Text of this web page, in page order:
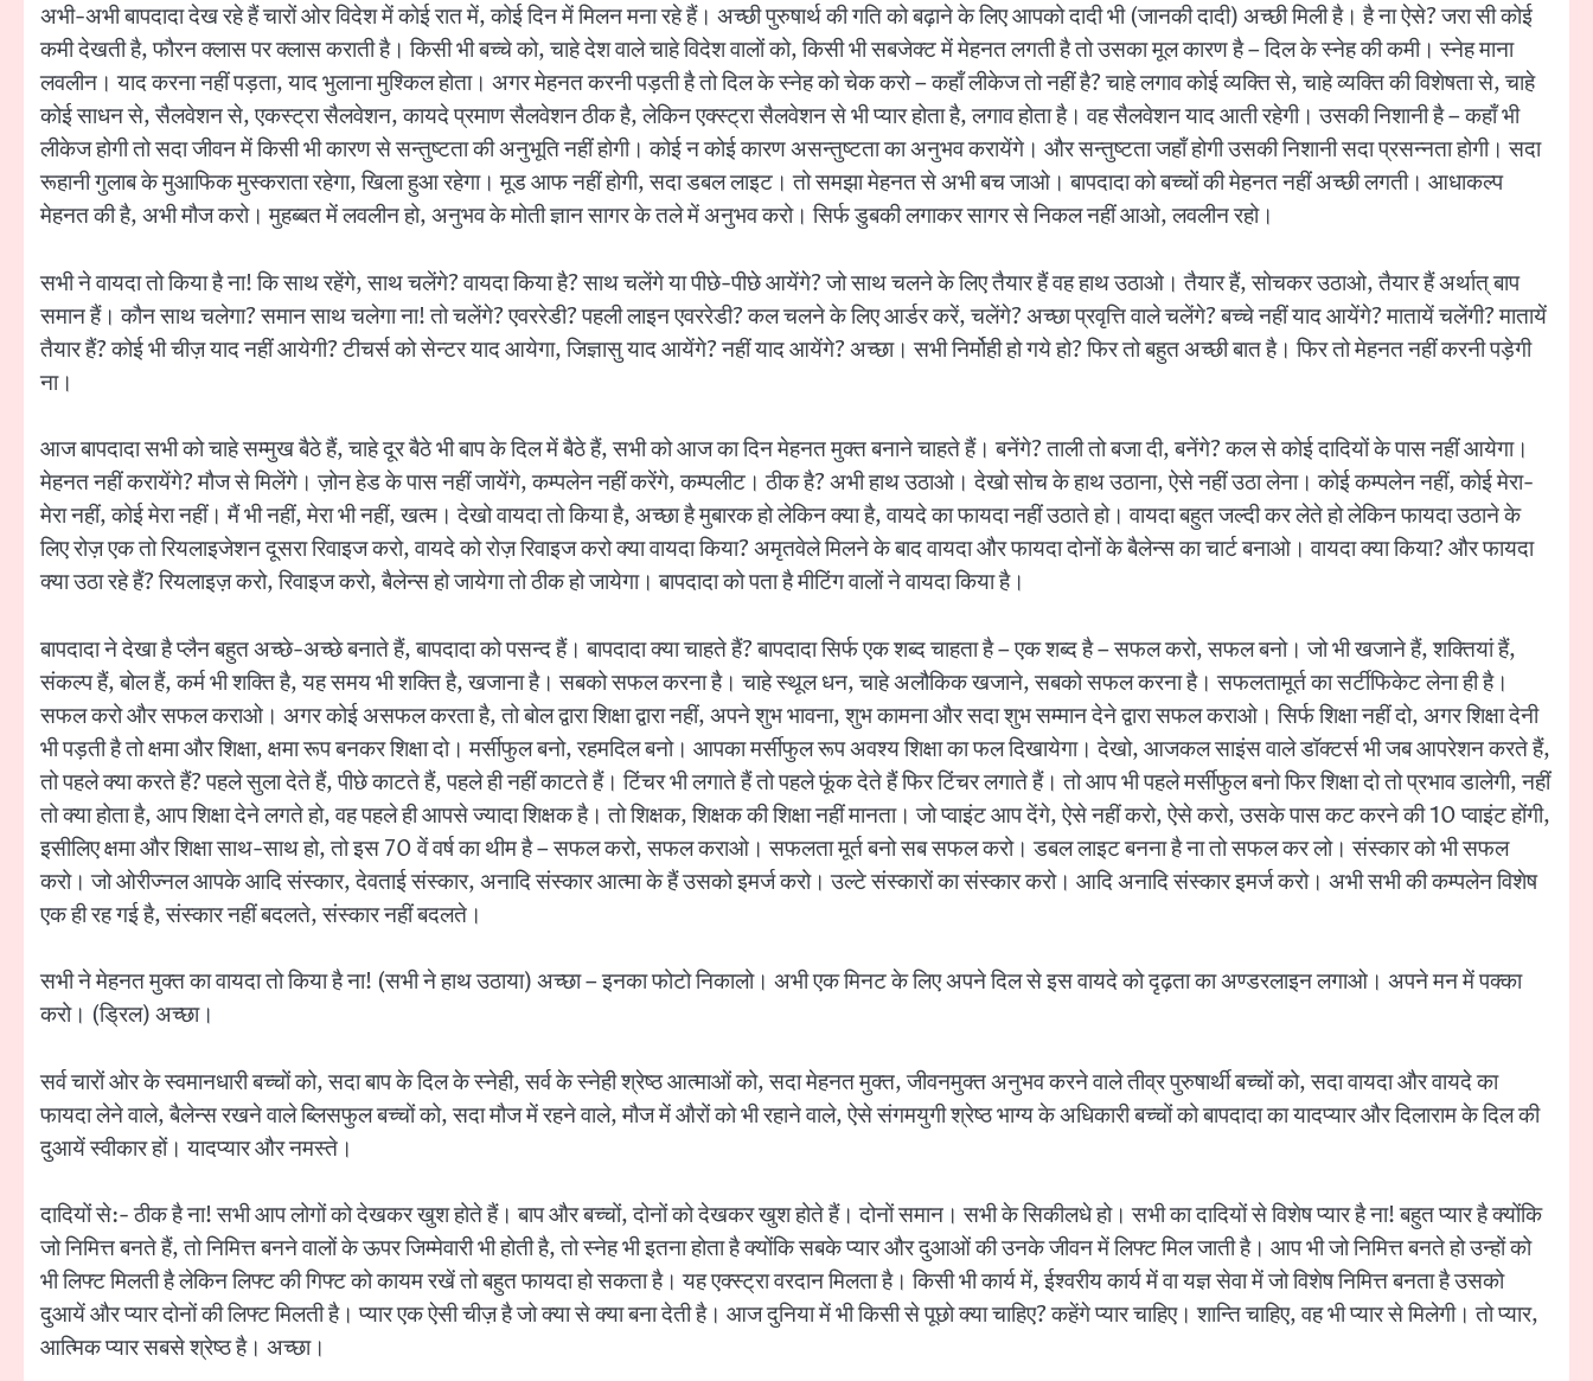
अभी-अभी बापदादा देख रहे हैं चारों ओर विदेश में कोई रात में, कोई दिन में मिलन मना रहे हैं। अच्छी पुरुषार्थ की गति को बढ़ाने के लिए आपको दादी भी (जानकी दादी) अच्छी मिली है। है ना ऐसे? जरा सी कोई
कमी देखती है, फौरन क्लास पर क्लास कराती है। किसी भी बच्चे को, चाहे देश वाले चाहे विदेश वालों को, किसी भी सबजेक्ट में मेहनत लगती है तो उसका मूल कारण है – दिल के स्नेह की कमी। स्नेह माना
लवलीन। याद करना नहीं पड़ता, याद भुलाना मुश्किल होता। अगर मेहनत करनी पड़ती है तो दिल के स्नेह को चेक करो – कहाँ लीकेज तो नहीं है? चाहे लगाव कोई व्यक्ति से, चाहे व्यक्ति की विशेषता से, चाहे
कोई साधन से, सैलवेशन से, एकस्ट्रा सैलवेशन, कायदे प्रमाण सैलवेशन ठीक है, लेकिन एक्स्ट्रा सैलवेशन से भी प्यार होता है, लगाव होता है। वह सैलवेशन याद आती रहेगी। उसकी निशानी है – कहाँ भी
लीकेज होगी तो सदा जीवन में किसी भी कारण से सन्तुष्टता की अनुभूति नहीं होगी। कोई न कोई कारण असन्तुष्टता का अनुभव करायेंगे। और सन्तुष्टता जहाँ होगी उसकी निशानी सदा प्रसन्नता होगी। सदा
रूहानी गुलाब के मुआफिक मुस्कराता रहेगा, खिला हुआ रहेगा। मूड आफ नहीं होगी, सदा डबल लाइट। तो समझा मेहनत से अभी बच जाओ। बापदादा को बच्चों की मेहनत नहीं अच्छी लगती। आधाकल्प
मेहनत की है, अभी मौज करो। मुहब्बत में लवलीन हो, अनुभव के मोती ज्ञान सागर के तले में अनुभव करो। सिर्फ डुबकी लगाकर सागर से निकल नहीं आओ, लवलीन रहो।
सभी ने वायदा तो किया है ना! कि साथ रहेंगे, साथ चलेंगे? वायदा किया है? साथ चलेंगे या पीछे-पीछे आयेंगे? जो साथ चलने के लिए तैयार हैं वह हाथ उठाओ। तैयार हैं, सोचकर उठाओ, तैयार हैं अर्थात् बाप
समान हैं। कौन साथ चलेगा? समान साथ चलेगा ना! तो चलेंगे? एवररेडी? पहली लाइन एवररेडी? कल चलने के लिए आर्डर करें, चलेंगे? अच्छा प्रवृत्ति वाले चलेंगे? बच्चे नहीं याद आयेंगे? मातायें चलेंगी? मातायें
तैयार हैं? कोई भी चीज़ याद नहीं आयेगी? टीचर्स को सेन्टर याद आयेगा, जिज्ञासु याद आयेंगे? नहीं याद आयेंगे? अच्छा। सभी निर्मोही हो गये हो? फिर तो बहुत अच्छी बात है। फिर तो मेहनत नहीं करनी पड़ेगी
ना।
आज बापदादा सभी को चाहे सम्मुख बैठे हैं, चाहे दूर बैठे भी बाप के दिल में बैठे हैं, सभी को आज का दिन मेहनत मुक्त बनाने चाहते हैं। बनेंगे? ताली तो बजा दी, बनेंगे? कल से कोई दादियों के पास नहीं आयेगा।
मेहनत नहीं करायेंगे? मौज से मिलेंगे। ज़ोन हेड के पास नहीं जायेंगे, कम्पलेन नहीं करेंगे, कम्पलीट। ठीक है? अभी हाथ उठाओ। देखो सोच के हाथ उठाना, ऐसे नहीं उठा लेना। कोई कम्पलेन नहीं, कोई मेरा-
मेरा नहीं, कोई मेरा नहीं। मैं भी नहीं, मेरा भी नहीं, खत्म। देखो वायदा तो किया है, अच्छा है मुबारक हो लेकिन क्या है, वायदे का फायदा नहीं उठाते हो। वायदा बहुत जल्दी कर लेते हो लेकिन फायदा उठाने के
लिए रोज़ एक तो रियलाइजेशन दूसरा रिवाइज करो, वायदे को रोज़ रिवाइज करो क्या वायदा किया? अमृतवेले मिलने के बाद वायदा और फायदा दोनों के बैलेन्स का चार्ट बनाओ। वायदा क्या किया? और फायदा
क्या उठा रहे हैं? रियलाइज़ करो, रिवाइज करो, बैलेन्स हो जायेगा तो ठीक हो जायेगा। बापदादा को पता है मीटिंग वालों ने वायदा किया है।
बापदादा ने देखा है प्लैन बहुत अच्छे-अच्छे बनाते हैं, बापदादा को पसन्द हैं। बापदादा क्या चाहते हैं? बापदादा सिर्फ एक शब्द चाहता है – एक शब्द है – सफल करो, सफल बनो। जो भी खजाने हैं, शक्तियां हैं,
संकल्प हैं, बोल हैं, कर्म भी शक्ति है, यह समय भी शक्ति है, खजाना है। सबको सफल करना है। चाहे स्थूल धन, चाहे अलौकिक खजाने, सबको सफल करना है। सफलतामूर्त का सर्टीफिकेट लेना ही है।
सफल करो और सफल कराओ। अगर कोई असफल करता है, तो बोल द्वारा शिक्षा द्वारा नहीं, अपने शुभ भावना, शुभ कामना और सदा शुभ सम्मान देने द्वारा सफल कराओ। सिर्फ शिक्षा नहीं दो, अगर शिक्षा देनी
भी पड़ती है तो क्षमा और शिक्षा, क्षमा रूप बनकर शिक्षा दो। मर्सीफुल बनो, रहमदिल बनो। आपका मर्सीफुल रूप अवश्य शिक्षा का फल दिखायेगा। देखो, आजकल साइंस वाले डॉक्टर्स भी जब आपरेशन करते हैं,
तो पहले क्या करते हैं? पहले सुला देते हैं, पीछे काटते हैं, पहले ही नहीं काटते हैं। टिंचर भी लगाते हैं तो पहले फूंक देते हैं फिर टिंचर लगाते हैं। तो आप भी पहले मर्सीफुल बनो फिर शिक्षा दो तो प्रभाव डालेगी, नहीं
तो क्या होता है, आप शिक्षा देने लगते हो, वह पहले ही आपसे ज्यादा शिक्षक है। तो शिक्षक, शिक्षक की शिक्षा नहीं मानता। जो प्वाइंट आप देंगे, ऐसे नहीं करो, ऐसे करो, उसके पास कट करने की 10 प्वाइंट होंगी,
इसीलिए क्षमा और शिक्षा साथ-साथ हो, तो इस 70 वें वर्ष का थीम है – सफल करो, सफल कराओ। सफलता मूर्त बनो सब सफल करो। डबल लाइट बनना है ना तो सफल कर लो। संस्कार को भी सफल
करो। जो ओरीज्नल आपके आदि संस्कार, देवताई संस्कार, अनादि संस्कार आत्मा के हैं उसको इमर्ज करो। उल्टे संस्कारों का संस्कार करो। आदि अनादि संस्कार इमर्ज करो। अभी सभी की कम्पलेन विशेष
एक ही रह गई है, संस्कार नहीं बदलते, संस्कार नहीं बदलते।
सभी ने मेहनत मुक्त का वायदा तो किया है ना! (सभी ने हाथ उठाया) अच्छा – इनका फोटो निकालो। अभी एक मिनट के लिए अपने दिल से इस वायदे को दृढ़ता का अण्डरलाइन लगाओ। अपने मन में पक्का
करो। (ड्रिल) अच्छा।
सर्व चारों ओर के स्वमानधारी बच्चों को, सदा बाप के दिल के स्नेही, सर्व के स्नेही श्रेष्ठ आत्माओं को, सदा मेहनत मुक्त, जीवनमुक्त अनुभव करने वाले तीव्र पुरुषार्थी बच्चों को, सदा वायदा और वायदे का
फायदा लेने वाले, बैलेन्स रखने वाले ब्लिसफुल बच्चों को, सदा मौज में रहने वाले, मौज में औरों को भी रहाने वाले, ऐसे संगमयुगी श्रेष्ठ भाग्य के अधिकारी बच्चों को बापदादा का यादप्यार और दिलाराम के दिल की
दुआयें स्वीकार हों। यादप्यार और नमस्ते।
दादियों से:- ठीक है ना! सभी आप लोगों को देखकर खुश होते हैं। बाप और बच्चों, दोनों को देखकर खुश होते हैं। दोनों समान। सभी के सिकीलधे हो। सभी का दादियों से विशेष प्यार है ना! बहुत प्यार है क्योंकि
जो निमित्त बनते हैं, तो निमित्त बनने वालों के ऊपर जिम्मेवारी भी होती है, तो स्नेह भी इतना होता है क्योंकि सबके प्यार और दुआओं की उनके जीवन में लिफ्ट मिल जाती है। आप भी जो निमित्त बनते हो उन्हों को
भी लिफ्ट मिलती है लेकिन लिफ्ट की गिफ्ट को कायम रखें तो बहुत फायदा हो सकता है। यह एक्स्ट्रा वरदान मिलता है। किसी भी कार्य में, ईश्वरीय कार्य में वा यज्ञ सेवा में जो विशेष निमित्त बनता है उसको
दुआयें और प्यार दोनों की लिफ्ट मिलती है। प्यार एक ऐसी चीज़ है जो क्या से क्या बना देती है। आज दुनिया में भी किसी से पूछो क्या चाहिए? कहेंगे प्यार चाहिए। शान्ति चाहिए, वह भी प्यार से मिलेगी। तो प्यार,
आत्मिक प्यार सबसे श्रेष्ठ है। अच्छा।